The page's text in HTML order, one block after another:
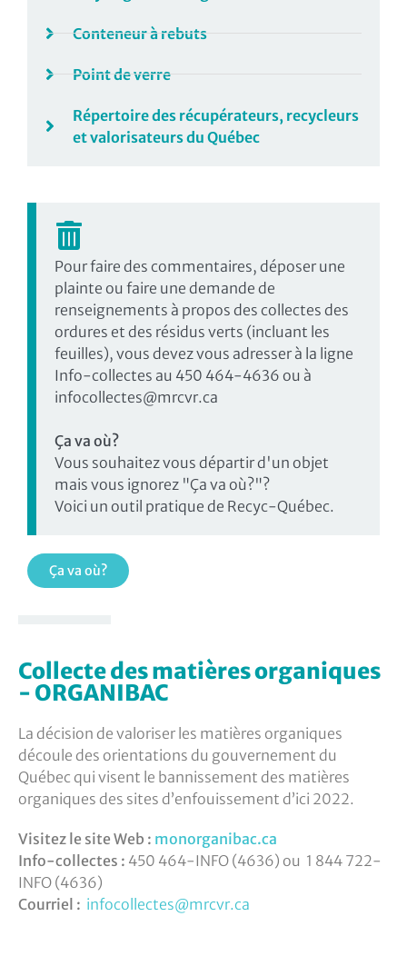
Conteneur à rebuts
Point de verre
Répertoire des récupérateurs, recycleurs
et valorisateurs du Québec
Pour faire des commentaires, déposer une
plainte ou faire une demande de
renseignements à propos des collectes des
ordures et des résidus verts (incluant les
feuilles), vous devez vous adresser à la ligne
Info-collectes au 450 464-4636 ou à
infocollectes@mrcvr.ca
Ça va où?
Vous souhaitez vous départir d'un objet
mais vous ignorez "Ça va où?"?
Voici un outil pratique de Recyc-Québec.
Ça va où?
Collecte des matières organiques
- ORGANIBAC
La décision de valoriser les matières organiques
découle des orientations du gouvernement du
Québec qui visent le bannissement des matières
organiques des sites d’enfouissement d’ici 2022.
Visitez le site Web : monorganibac.ca
Info-collectes : 450 464-INFO (4636) ou 1 844 722-
INFO (4636)
Courriel : infocollectes@mrcvr.ca